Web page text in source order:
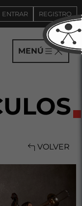
ENTRAR REGISTRO
MENÚ
VOLVER